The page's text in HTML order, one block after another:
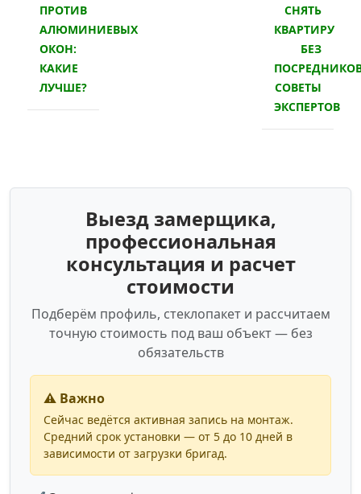
ПРОТИВ
АЛЮМИНИЕВЫХ
ОКОН:
КАКИЕ
ЛУЧШЕ?
СНЯТЬ
КВАРТИРУ
БЕЗ
СОВЕТЫ
ЭКСПЕРТОВ
Выезд замерщика,
профессиональная
консультация и расчет
стоимости
Подберём профиль, стеклопакет и рассчитаем
точную стоимость под ваш объект — без
обязательств
⚠️ Важно
Сейчас ведётся активная запись на монтаж.
Средний срок установки — от 5 до 10 дней в
зависимости от загрузки бригад.